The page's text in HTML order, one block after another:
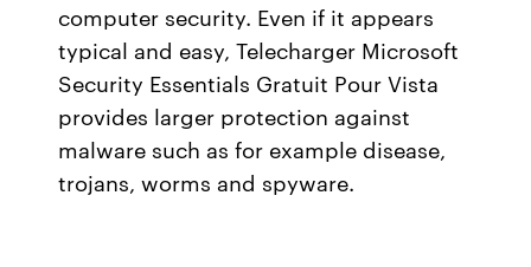
computer security. Even if it appears
typical and easy, Telecharger Microsoft
Security Essentials Gratuit Pour Vista
provides larger protection against
malware such as for example disease,
trojans, worms and spyware.